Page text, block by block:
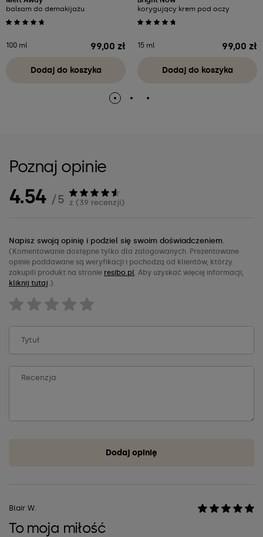
balsam do demakijażu
100 ml 99,00 zł
Dodaj do koszyka
korygujący krem pod oczy
15 ml 99,00 zł
Dodaj do koszyka
Poznaj opinie
4.54 / 5 z (39 recenzji)
Napisz swoją opinię i podziel się swoim doświadczeniem.
(Komentowanie dostępne tylko dla zalogowanych. Prezentowane
opinie poddawane są weryfikacji i pochodzą od klientów, którzy
zakupili produkt na stronie resibo.pl . Aby uzyskać więcej informacji,
kliknij tutaj .)
Dodaj opinię
Blair W.
To moja miłość